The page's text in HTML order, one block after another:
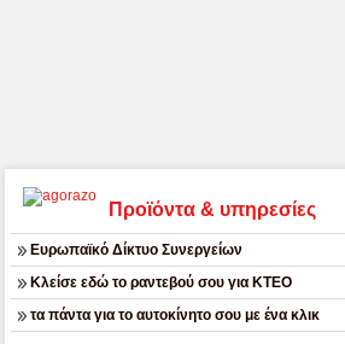
Προϊόντα & υπηρεσίες
Ευρωπαϊκό Δίκτυο Συνεργείων
Κλείσε εδώ το ραντεβού σου για ΚΤΕΟ
τα πάντα για το αυτοκίνητο σου με ένα κλικ